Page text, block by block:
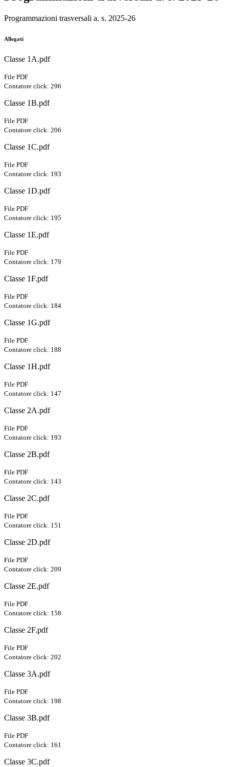
Programmazioni trasversali a. s. 2025-26
Allegati
Classe 1A.pdf
File PDF
Contatore click: 296
Classe 1B.pdf
File PDF
Contatore click: 206
Classe 1C.pdf
File PDF
Contatore click: 193
Classe 1D.pdf
File PDF
Contatore click: 195
Classe 1E.pdf
File PDF
Contatore click: 179
Classe 1F.pdf
File PDF
Contatore click: 184
Classe 1G.pdf
File PDF
Contatore click: 188
Classe 1H.pdf
File PDF
Contatore click: 147
Classe 2A.pdf
File PDF
Contatore click: 193
Classe 2B.pdf
File PDF
Contatore click: 143
Classe 2C.pdf
File PDF
Contatore click: 151
Classe 2D.pdf
File PDF
Contatore click: 209
Classe 2E.pdf
File PDF
Contatore click: 158
Classe 2F.pdf
File PDF
Contatore click: 202
Classe 3A.pdf
File PDF
Contatore click: 198
Classe 3B.pdf
File PDF
Contatore click: 161
Classe 3C.pdf